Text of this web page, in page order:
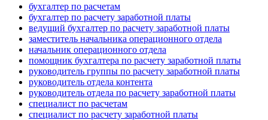
бухгалтер по расчетам
бухгалтер по расчету заработной платы
ведущий бухгалтер по расчету заработной платы
заместитель начальника операционного отдела
начальник операционного отдела
помощник бухгалтера по расчету заработной платы
руководитель группы по расчету заработной платы
руководитель отдела контента
руководитель отдела по расчету заработной платы
специалист по расчетам
специалист по расчету заработной платы